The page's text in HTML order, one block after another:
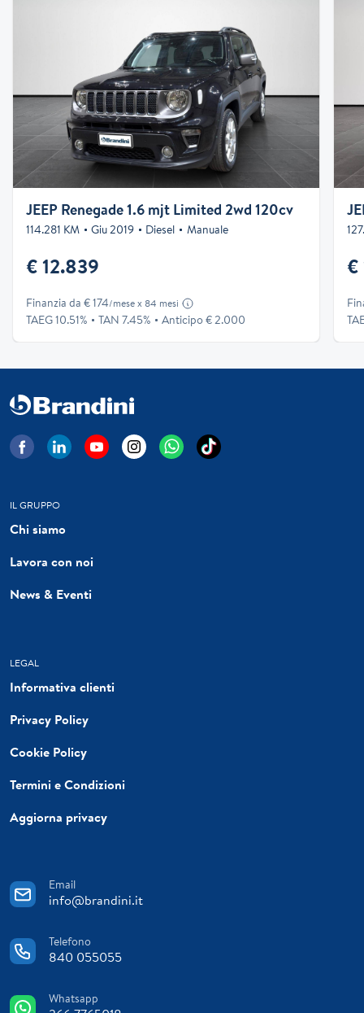
JEEP Renegade 1.6 mjt Limited 2wd 120cv
114.281 KM Giu 2019 Diesel Manuale
€ 12.839
Finanzia da € 174/mese x 84 mesi
TAEG 10.51% TAN 7.45% Anticipo € 2.000
€
IL GRUPPO
Chi siamo
Lavora con noi
News & Eventi
LEGAL
Informativa clienti
Privacy Policy
Cookie Policy
Termini e Condizioni
Aggiorna privacy
Email
info@brandini.it
Telefono
840 055055
Whatsapp